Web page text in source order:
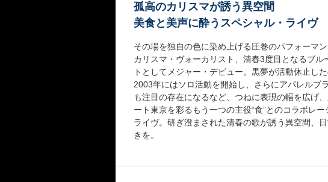
孤高のカリスマが誘う異空間
美食と美声に酔うスペシャル・ライヴ
その場を独自の色に染め上げる圧巻のパフォーマ
カリスマ・ヴォーカリスト、清春3度目となるブ
トとしてメジャー・デビュー。黒夢が活動休止し
2003年にはソロ活動を開始し、さらにアパレルブ
も注目の存在になるなど、つねに表現の幅を広げ
ート東京を彩るもう一つの主役“食”とのコラボレ
ライヴ。研ぎ澄まされた清春の歌が誘う異空間、
きを。